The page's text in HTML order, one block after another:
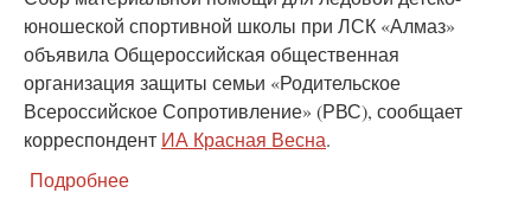
юношеской спортивной школы при ЛСК «Алмаз»
объявила Общероссийская общественная
организация защиты семьи «Родительское
Всероссийское Сопротивление» (РВС), сообщает
корреспондент ИА Красная Весна.
Подробнее